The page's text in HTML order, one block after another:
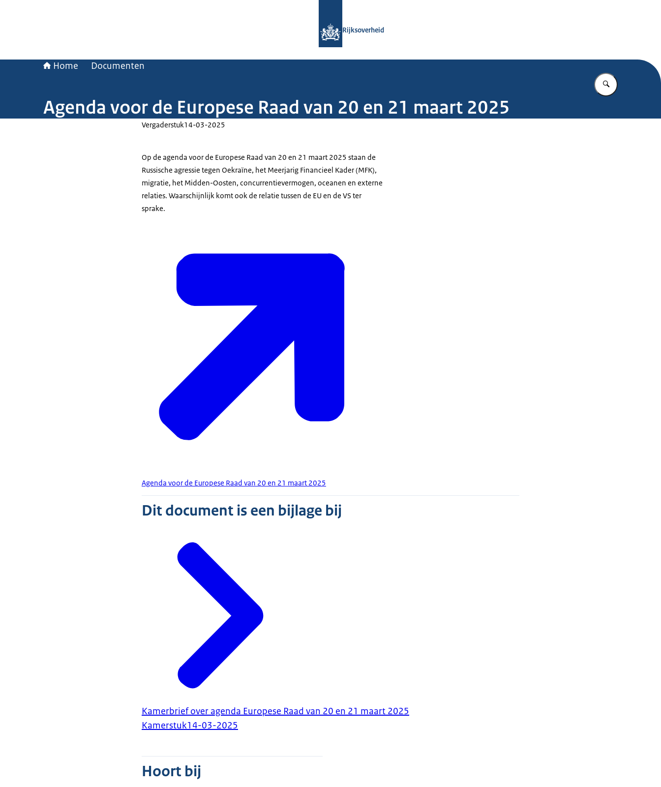
Rijksoverheid
Home Documenten
Vul in wat u
Agenda voor de Europese Raad van 20 en 21 maart 2025
Vergaderstuk14-03-2025
Op de agenda voor de Europese Raad van 20 en 21 maart 2025 staan de
Russische agressie tegen Oekraïne, het Meerjarig Financieel Kader (MFK),
migratie, het Midden-Oosten, concurrentievermogen, oceanen en externe
relaties. Waarschijnlijk komt ook de relatie tussen de EU en de VS ter
sprake.
Agenda voor de Europese Raad van 20 en 21 maart 2025
Dit document is een bijlage bij
Kamerbrief over agenda Europese Raad van 20 en 21 maart 2025
Kamerstuk14-03-2025
Hoort bij